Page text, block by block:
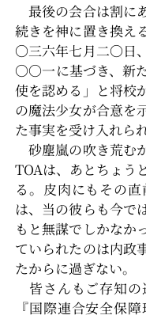
最後の会合は割に
続きを神に置き換え
〇三六年七月二〇日
〇〇一に基づき、新
使を認める」と将校
の魔法少女が合意を
た事実を受け入れら
砂塵嵐の吹き荒む
TOAは、あとちょう
る。皮肉にもその
は、当の彼らも今で
もと無謀でしかなか
ていられたのは内政
たからに過ぎない。
皆さんもご存知の
『国際連合安全保